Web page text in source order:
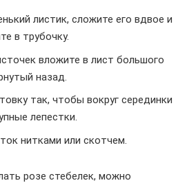
листик, сложите его вдвое и
в трубочку.
вложите в лист большого
назад.
так, чтобы вокруг серединки
лепестки.
нитками или скотчем.
розе стебелек, можно